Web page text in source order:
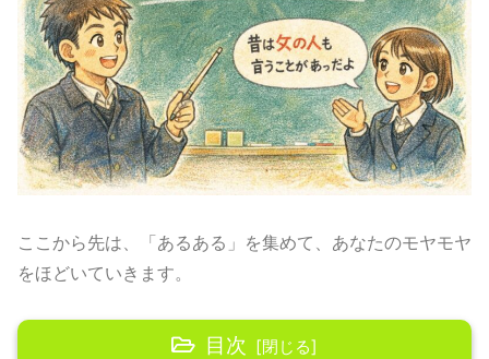
ここから先は、「あるある」を集めて、あなたのモヤモヤ
をほどいていきます。
目次